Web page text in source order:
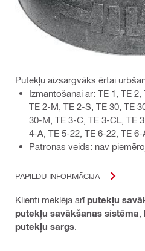
Putekļu aizsargvāks ērtai
Izmantošanai ar: TE 1, TE 2,
TE 2-M, TE 2-S, TE 30, TE
30-M, TE 3-C, TE 3-CL, TE
4-A, TE 5-22, TE 6-22, TE 6-
Patronas veids: nav
PAPILDU INFORMĀCIJA
Klienti meklēja arīputekļu
putekļu savākšanas sistēma
putekļu sargs